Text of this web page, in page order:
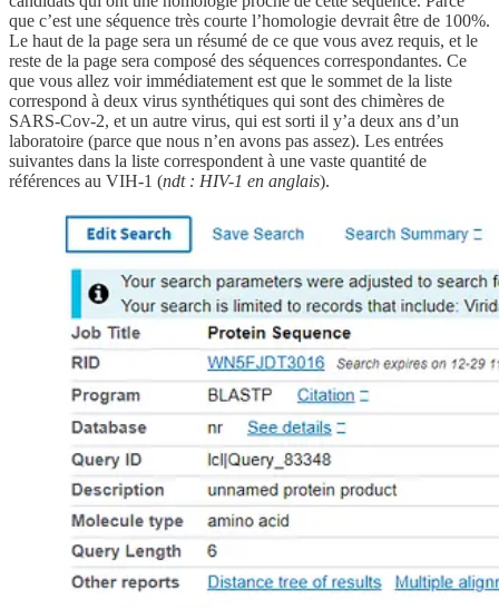
que c’est une séquence très courte l’homologie devrait être de 100%.
Le haut de la page sera un résumé de ce que vous avez requis, et le
reste de la page sera composé des séquences correspondantes. Ce
que vous allez voir immédiatement est que le sommet de la liste
correspond à deux virus synthétiques qui sont des chimères de
SARS-Cov-2, et un autre virus, qui est sorti il y’a deux ans d’un
laboratoire (parce que nous n’en avons pas assez). Les entrées
suivantes dans la liste correspondent à une vaste quantité de
références au VIH-1 (ndt : HIV-1 en anglais).